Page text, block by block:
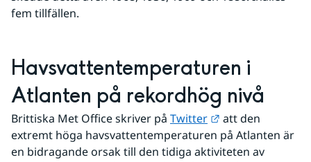
fem tillfällen.
Havsvattentemperaturen i
Atlanten på rekordhög nivå
Brittiska Met Office skriver på Twitter Länk till annan
att den
extremt höga havsvattentemperaturen på Atlanten är
en bidragande orsak till den tidiga aktiviteten av